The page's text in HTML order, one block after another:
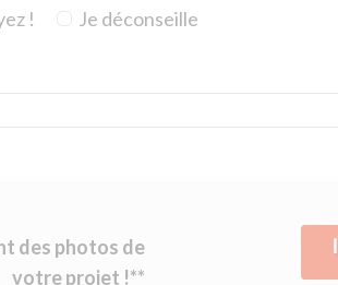
! Je déconseille
des photos de
votre projet !**